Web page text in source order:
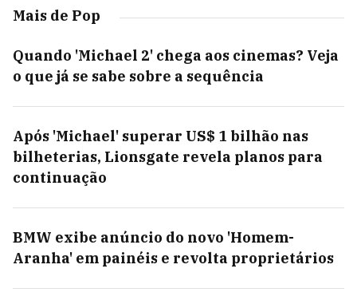
Mais de Pop
Quando 'Michael 2' chega aos cinemas? Veja
o que já se sabe sobre a sequência
Após 'Michael' superar US$ 1 bilhão nas
bilheterias, Lionsgate revela planos para
continuação
BMW exibe anúncio do novo 'Homem-
Aranha' em painéis e revolta proprietários